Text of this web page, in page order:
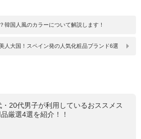
韓国人風のカラーについて解説します！
人大国！スペイン発の人気化粧品ブランド6選
20代男子が利用しているおススメス
厳選4選を紹介！！